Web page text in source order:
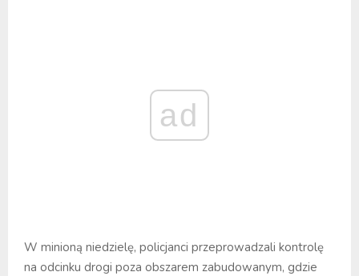
ad
W minioną niedzielę, policjanci przeprowadzali kontrolę
na odcinku drogi poza obszarem zabudowanym, gdzie